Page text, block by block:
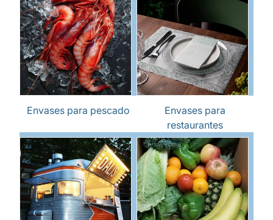
Envases para pescado
Envases para
restaurantes